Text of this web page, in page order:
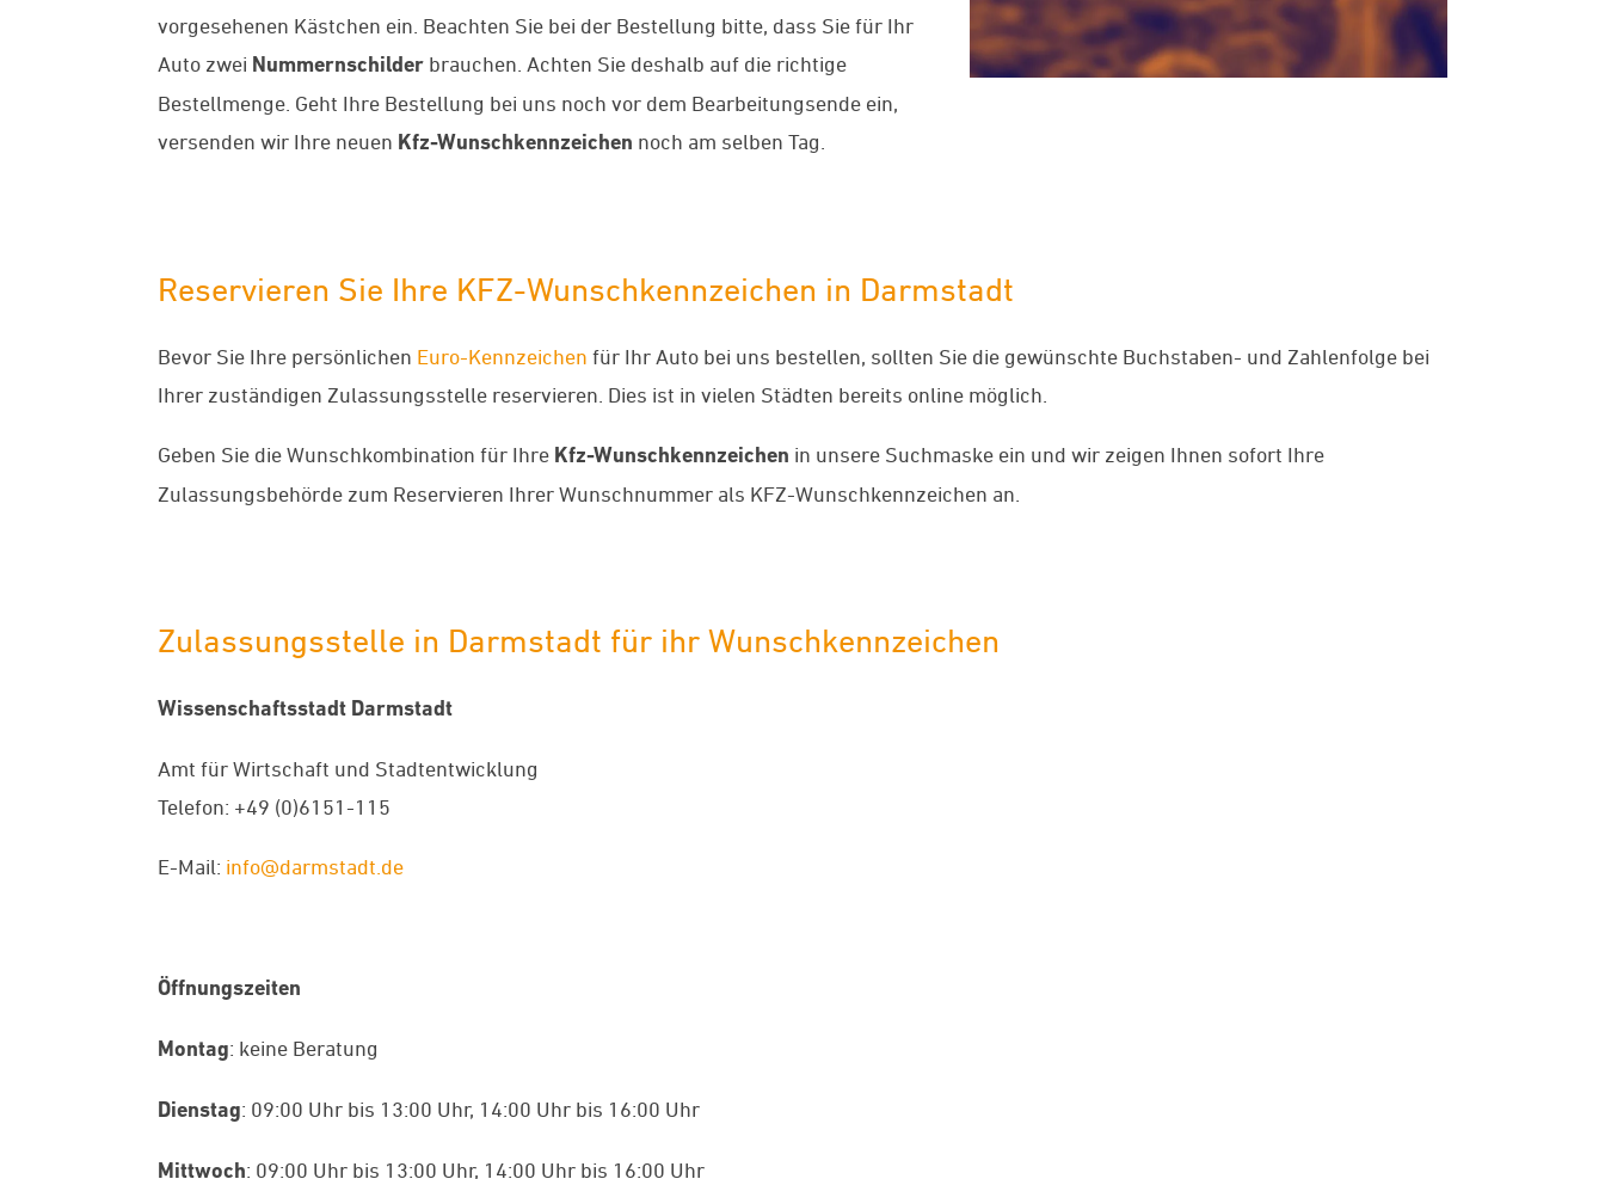
vorgesehenen Kästchen ein. Beachten Sie bei der Bestellung bitte, dass Sie für Ihr
Auto zwei Nummernschilder brauchen. Achten Sie deshalb auf die richtige
Bestellmenge. Geht Ihre Bestellung bei uns noch vor dem Bearbeitungsende ein,
versenden wir Ihre neuen Kfz-Wunschkennzeichen noch am selben Tag.
Reservieren Sie Ihre KFZ-Wunschkennzeichen in Darmstadt
Bevor Sie Ihre persönlichen Euro-Kennzeichen für Ihr Auto bei uns bestellen, sollten Sie die gewünschte Buchstaben- und Zahlenfolge bei
Ihrer zuständigen Zulassungsstelle reservieren. Dies ist in vielen Städten bereits online möglich.
Geben Sie die Wunschkombination für Ihre Kfz-Wunschkennzeichen in unsere Suchmaske ein und wir zeigen Ihnen sofort Ihre
Zulassungsbehörde zum Reservieren Ihrer Wunschnummer als KFZ-Wunschkennzeichen an.
Zulassungsstelle in Darmstadt für ihr Wunschkennzeichen
Wissenschaftsstadt Darmstadt
Amt für Wirtschaft und Stadtentwicklung
Telefon: +49 (0)6151-115
E-Mail: info@darmstadt.de
Öffnungszeiten
Montag: keine Beratung
Dienstag: 09:00 Uhr bis 13:00 Uhr, 14:00 Uhr bis 16:00 Uhr
Mittwoch: 09:00 Uhr bis 13:00 Uhr, 14:00 Uhr bis 16:00 Uhr